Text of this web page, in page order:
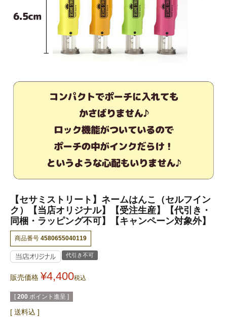
【セサミストリート】ネームはんこ（セルフイン
ク）【当店オリジナル】【受注生産】【代引き・
同梱・ラッピング不可】【キャンペーン対象外】
商品番号 4580655040119
代引き不可
販売価格 ¥4,400税込
[ 200 ポイント進呈 ]
送料込